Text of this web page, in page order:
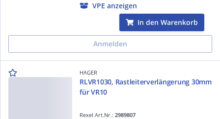
VPE anzeigen
In den Warenkorb
Anmelden
HAGER
RLVR1030, Rastleiterverlängerung 30mm
für VR10
Rexel Art.Nr.: 2989807